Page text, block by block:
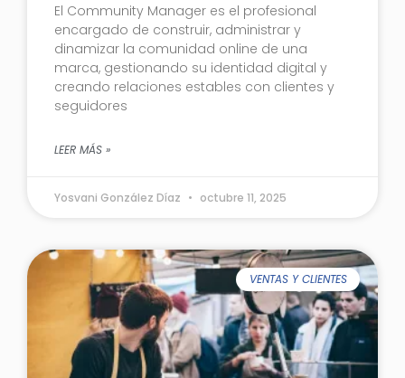
El Community Manager es el profesional
encargado de construir, administrar y
dinamizar la comunidad online de una
marca, gestionando su identidad digital y
creando relaciones estables con clientes y
seguidores
LEER MÁS »
Yosvani González Díaz octubre 11, 2025
VENTAS Y CLIENTES